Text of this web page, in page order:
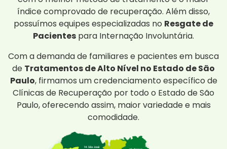
índice comprovado de recuperação. Além disso,
possuímos equipes especializadas no Resgate de
Pacientes para Internação Involuntária.
Com a demanda de familiares e pacientes em busca
de Tratamentos de Alto Nível no Estado de São
Paulo, firmamos um credenciamento específico de
Clínicas de Recuperação por todo o Estado de São
Paulo, oferecendo assim, maior variedade e mais
comodidade.